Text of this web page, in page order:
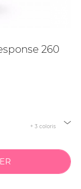
260
+ 3 coloris